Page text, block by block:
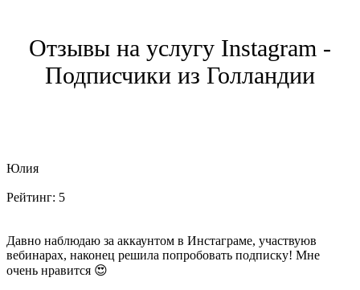
Отзывы на услугу Instagram -
Подписчики из Голландии
Юлия
Рейтинг: 5
Давно наблюдаю за аккаунтом в Инстаграме, участвуюв
вебинарах, наконец решила попробовать подписку! Мне
очень нравится 😍